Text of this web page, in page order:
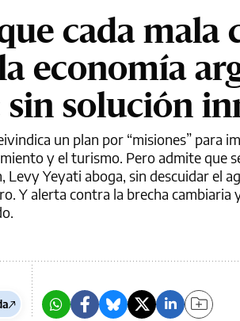
cada mala
economía
solución
un plan por “misiones” para
y el turismo. Pero admite que
Levy Yeyati aboga, sin descuidar el
Y alerta contra la brecha cambiaria